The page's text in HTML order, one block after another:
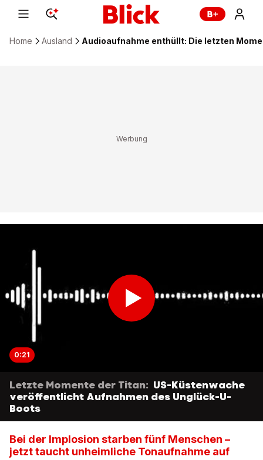
Home Ausland Audioaufnahme enthüllt: Die letzten
0:21
Letzte Momente der Titan: US-Küstenwache
veröffentlicht Aufnahmen des Unglück-U-
Boots
Bei der Implosion starben fünf Menschen –
jetzt taucht unheimliche Tonaufnahme auf